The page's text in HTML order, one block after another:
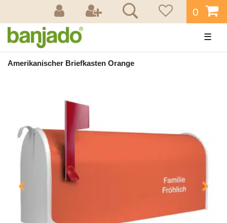
0
☰
Amerikanischer Briefkasten Orange